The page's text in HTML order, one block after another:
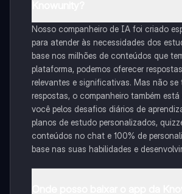
Nosso companheiro de IA foi criado
para atender às necessidades dos
base nos milhões de conteúdos que
plataforma, podemos oferecer
relevantes e significativas. Mas não se
respostas, o companheiro também
você pelos desafios diários de
planos de estudo personalizados,
conteúdos no chat e 100% de
base nas suas habilidades e